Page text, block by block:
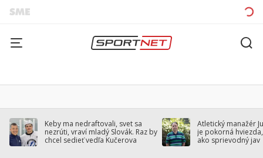
Keby ma nedraftovali, svet sa
nezrúti, vraví mladý Slovák. Raz by
chcel sedieť vedľa Kučerova
Atletický manažér
je pokorná
ako sprievodný jav